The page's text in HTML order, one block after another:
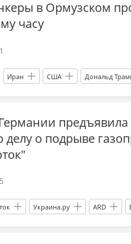
в Ормузском
часу
Иран США Дональд
Россия Александр Новак
Brent нефть война
о подрыве
Украина.ру ARD
Мир без границ